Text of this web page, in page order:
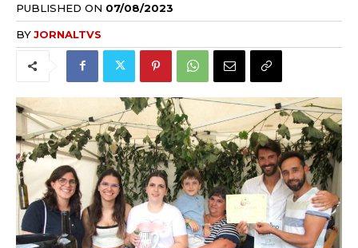
PUBLISHED ON 07/08/2023
BYJORNALTVS